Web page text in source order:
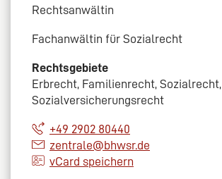
Rechtsanwältin
Fachanwältin für Sozialrecht
Rechtsgebiete
Erbrecht, Familienrecht, Sozialrecht,
Sozialversicherungsrecht
+49 2902 80440
zentrale@bhwsr.de
vCard speichern